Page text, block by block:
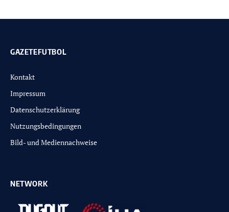
GAZETEFUTBOL
Kontakt
Impressum
Datenschutzerklärung
Nutzungsbedingungen
Bild- und Mediennachweise
NETWORK